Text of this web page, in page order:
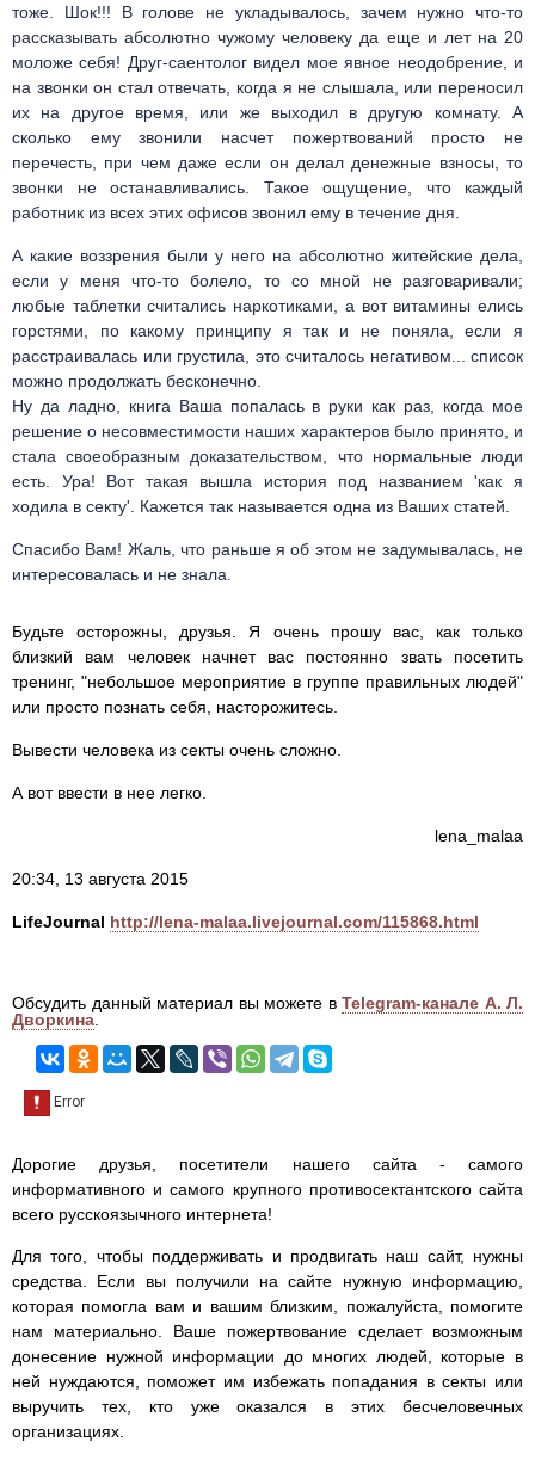
тоже. Шок!!! В голове не укладывалось, зачем нужно что-то
рассказывать абсолютно чужому человеку да еще и лет на 20
моложе себя! Друг-саентолог видел мое явное неодобрение, и
на звонки он стал отвечать, когда я не слышала, или переносил
их на другое время, или же выходил в другую комнату. А
сколько ему звонили насчет пожертвований просто не
перечесть, при чем даже если он делал денежные взносы, то
звонки не останавливались. Такое ощущение, что каждый
работник из всех этих офисов звонил ему в течение дня.
А какие воззрения были у него на абсолютно житейские дела,
если у меня что-то болело, то со мной не разговаривали;
любые таблетки считались наркотиками, а вот витамины елись
горстями, по какому принципу я так и не поняла, если я
расстраивалась или грустила, это считалось негативом... список
можно продолжать бесконечно.
Ну да ладно, книга Ваша попалась в руки как раз, когда мое
решение о несовместимости наших характеров было принято, и
стала своеобразным доказательством, что нормальные люди
есть. Ура! Вот такая вышла история под названием 'как я
ходила в секту'. Кажется так называется одна из Ваших статей.
Спасибо Вам! Жаль, что раньше я об этом не задумывалась, не
интересовалась и не знала.
Будьте осторожны, друзья. Я очень прошу вас, как только
близкий вам человек начнет вас постоянно звать посетить
тренинг, "небольшое мероприятие в группе правильных людей"
или просто познать себя, насторожитесь.
Вывести человека из секты очень сложно.
А вот ввести в нее легко.
lena_malaa
20:34, 13 августа 2015
LifeJournal http://lena-malaa.livejournal.com/115868.html
Обсудить данный материал вы можете в Telegram-канале А. Л.
Дворкина
Дорогие друзья, посетители нашего сайта - самого
информативного и самого крупного противосектантского сайта
всего русскоязычного интернета!
Для того, чтобы поддерживать и продвигать наш сайт, нужны
средства. Если вы получили на сайте нужную информацию,
которая помогла вам и вашим близким, пожалуйста, помогите
нам материально. Ваше пожертвование сделает возможным
донесение нужной информации до многих людей, которые в
ней нуждаются, поможет им избежать попадания в секты или
выручить тех, кто уже оказался в этих бесчеловечных
организациях.